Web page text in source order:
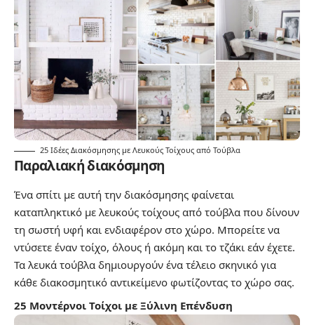
25 Ιδέες Διακόσμησης με Λευκούς Τοίχους από Τούβλα
Παραλιακή διακόσμηση
Ένα σπίτι με αυτή την διακόσμησης φαίνεται
καταπληκτικό με λευκούς τοίχους από τούβλα που δίνουν
τη σωστή υφή και ενδιαφέρον στο χώρο. Μπορείτε να
ντύσετε έναν τοίχο, όλους ή ακόμη και το τζάκι εάν έχετε.
Τα λευκά τούβλα δημιουργούν ένα τέλειο σκηνικό για
κάθε διακοσμητικό αντικείμενο φωτίζοντας το χώρο σας.
25 Μοντέρνοι Τοίχοι με Ξύλινη Επένδυση